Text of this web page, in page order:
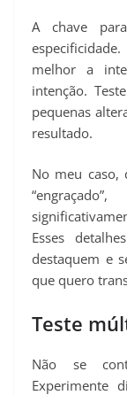
A chave
melhor a
intenção.
pequenas
resultado.
No meu caso,
Esses
destaquem e
que quero
Teste
Não se
Experimente